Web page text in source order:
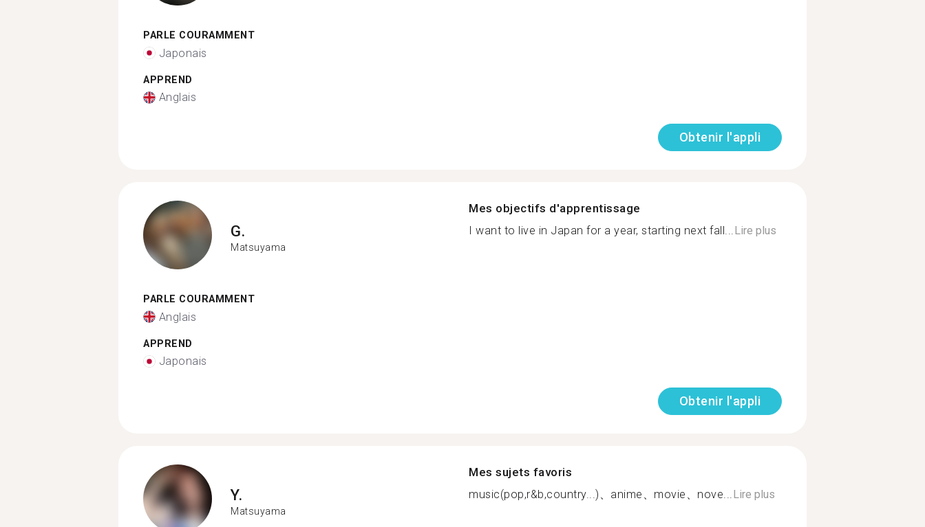
PARLE COURAMMENT
Japonais
APPREND
Anglais
Obtenir l'appli
G.
Matsuyama
PARLE COURAMMENT
Anglais
APPREND
Japonais
Mes objectifs d'apprentissage
I want to live in Japan for a year, starting next fall...Lire plus
Obtenir l'appli
Y.
Matsuyama
Mes sujets favoris
music(pop,r&b,country...)、anime、movie、nove...Lire plus